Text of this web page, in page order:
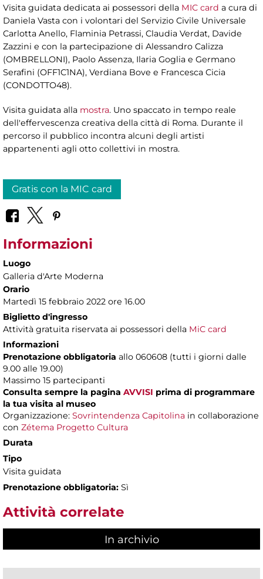
Visita guidata dedicata ai possessori della MIC card a cura di
Daniela Vasta con i volontari del Servizio Civile Universale
Carlotta Anello, Flaminia Petrassi, Claudia Verdat, Davide
Zazzini e con la partecipazione di Alessandro Calizza
(OMBRELLONI), Paolo Assenza, Ilaria Goglia e Germano
Serafini (OFF1C1NA), Verdiana Bove e Francesca Cicia
(CONDOTTO48).
Visita guidata alla mostra. Uno spaccato in tempo reale
dell'effervescenza creativa della città di Roma. Durante il
percorso il pubblico incontra alcuni degli artisti
appartenenti agli otto collettivi in mostra.
Gratis con la MIC card
Informazioni
Luogo
Galleria d'Arte Moderna
Orario
Martedì 15 febbraio 2022 ore 16.00
Biglietto d'ingresso
Attività gratuita riservata ai possessori della MiC card
Informazioni
Prenotazione obbligatoria allo 060608 (tutti i giorni dalle
9.00 alle 19.00)
Massimo 15 partecipanti
Consulta sempre la pagina AVVISI prima di programmare
la tua visita al museo
Organizzazione: Sovrintendenza Capitolina in collaborazione
con Zétema Progetto Cultura
Durata
Tipo
Visita guidata
Prenotazione obbligatoria: Sì
Attività correlate
In archivio